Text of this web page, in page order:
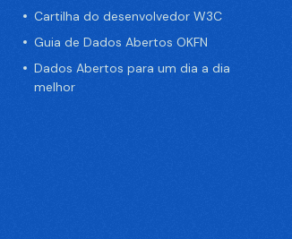
Cartilha do desenvolvedor W3C
Guia de Dados Abertos OKFN
Dados Abertos para um dia a dia
melhor